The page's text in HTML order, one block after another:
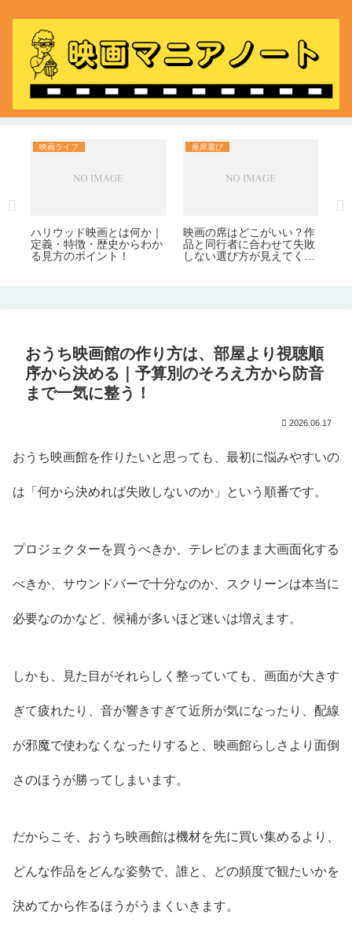
映画ライフ
ハリウッド映画とは何か｜
定義・特徴・歴史からわか
る見方のポイント！
座席選び
映画の席はどこがいい？作
品と同行者に合わせて失敗
しない選び方が見えてく
おうち映画館の作り方は、部屋より視聴順
序から決める｜予算別のそろえ方から防音
まで一気に整う！
2026.06.17
おうち映画館を作りたいと思っても、最初に悩みやすいの
は「何から決めれば失敗しないのか」という順番です。
プロジェクターを買うべきか、テレビのまま大画面化する
べきか、サウンドバーで十分なのか、スクリーンは本当に
必要なのかなど、候補が多いほど迷いは増えます。
しかも、見た目がそれらしく整っていても、画面が大きす
ぎて疲れたり、音が響きすぎて近所が気になったり、配線
が邪魔で使わなくなったりすると、映画館らしさより面倒
さのほうが勝ってしまいます。
だからこそ、おうち映画館は機材を先に買い集めるより、
どんな作品をどんな姿勢で、誰と、どの頻度で観たいかを
決めてから作るほうがうまくいきます。